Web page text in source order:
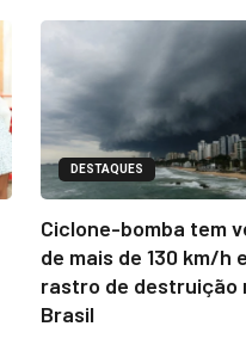
DESTAQUES
Ciclone-bomba tem
de mais de 130 km/h
rastro de destruição
Brasil